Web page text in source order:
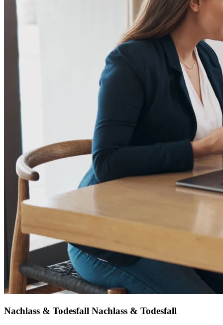
Nachlass & Todesfall Nachlass & Todesfall